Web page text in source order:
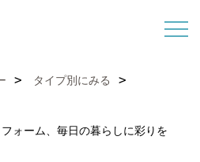
タイプ別にみる
ォーム、毎日の暮らしに彩りを